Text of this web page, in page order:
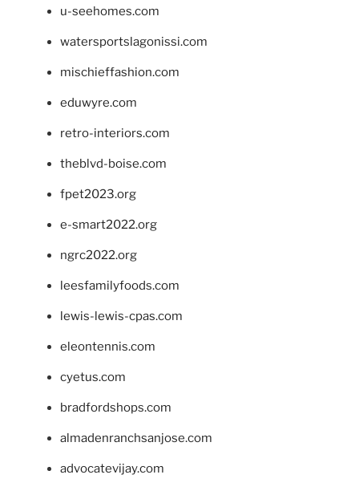
u-seehomes.com
watersportslagonissi.com
mischieffashion.com
eduwyre.com
retro-interiors.com
theblvd-boise.com
fpet2023.org
e-smart2022.org
ngrc2022.org
leesfamilyfoods.com
lewis-lewis-cpas.com
eleontennis.com
cyetus.com
bradfordshops.com
almadenranchsanjose.com
advocatevijay.com